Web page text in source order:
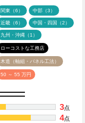
関東（6） 中部（3）
近畿（6） 中国・四国（2）
九州・沖縄（1）
ローコストな工務店
木造（軸組・パネル工法）
50 ～ 55 万円
3点
4点